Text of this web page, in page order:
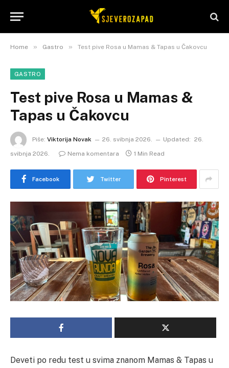
Home » Gastro » Test pive Rosa u Mamas & Tapas u Čakovcu
GASTRO
Test pive Rosa u Mamas &
Tapas u Čakovcu
Piše: Viktorija Novak 26. svibnja 2026. Updated: 26.
svibnja 2026.
Nema komentara 1 Min Read
Facebook Twitter Pinterest
Deveti po redu test u svima znanom Mamas & Tapas u